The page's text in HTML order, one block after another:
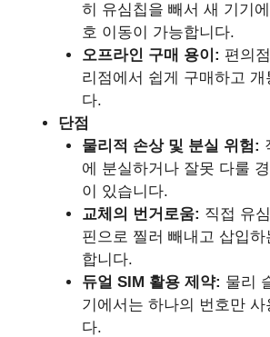
히 유심칩을 빼서 새 기기
호 이동이 가능합니다.
오프라인 구매 용이: 편의
리점에서 쉽게 구매하고 개
다.
단점
물리적 손상 및 분실 위험:
에 분실하거나 잘못 다룰
이 있습니다.
교체의 번거로움: 직접 유
핀으로 찔러 빼내고 삽입
합니다.
듀얼 SIM 활용 제약: 물리
기에서는 하나의 번호만 사
다.